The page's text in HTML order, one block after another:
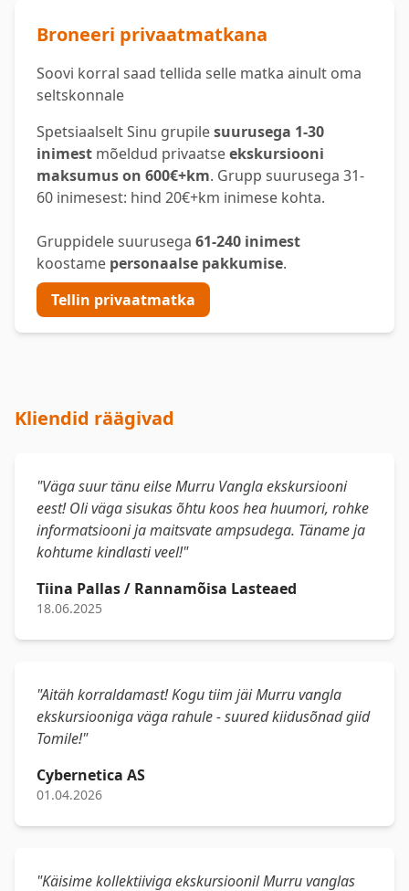
Kliendid räägivad
"Väga suur tänu eilse Murru Vangla ekskursiooni
eest! Oli väga sisukas õhtu koos hea huumori, rohke
informatsiooni ja maitsvate ampsudega. Täname ja
kohtume kindlasti veel!"
Tiina Pallas / Rannamõisa Lasteaed
18.06.2025
"Aitäh korraldamast! Kogu tiim jäi Murru vangla
ekskursiooniga väga rahule - suured kiidusõnad giid
Tomile!"
Cybernetica AS
01.04.2026
"Käisime kollektiiviga ekskursioonil Murru vanglas
Broneeri privaatmatkana
Soovi korral saad tellida selle matka ainult oma
seltskonnale
Spetsiaalselt Sinu grupilesuurusega 1-30
inimest mõeldud privaatseekskursiooni
maksumus on 600€+km. Grupp suurusega 31-
60 inimesest: hind 20€+km inimese kohta.
Gruppidele suurusega 61-240 inimest
koostame personaalse pakkumise.
Tellin privaatmatka